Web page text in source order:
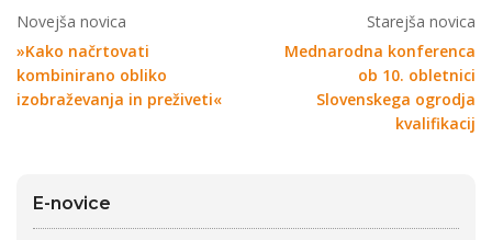
Novejša novica
»Kako načrtovati
kombinirano obliko
izobraževanja in preživeti«
Starejša novica
Mednarodna konferenca
ob 10. obletnici
Slovenskega ogrodja
kvalifikacij
E-novice